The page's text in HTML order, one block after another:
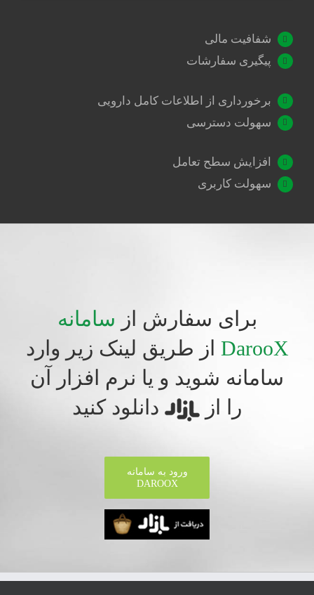
شفافیت مالی
پیگیری سفارشات
برخورداری از اطلاعات کامل دارویی
سهولت دسترسی
افزایش سطح تعامل
سهولت کاربری
برای سفارش از سامانه
DarooX از طریق لینک زیر وارد
سامانه شوید و یا نرم افزار آن
را از
دانلود کنید
ورود به سامانه
DAROOX